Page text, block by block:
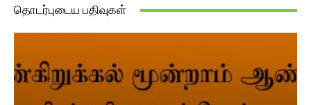
தொடர்புடைய பதிவுகள்